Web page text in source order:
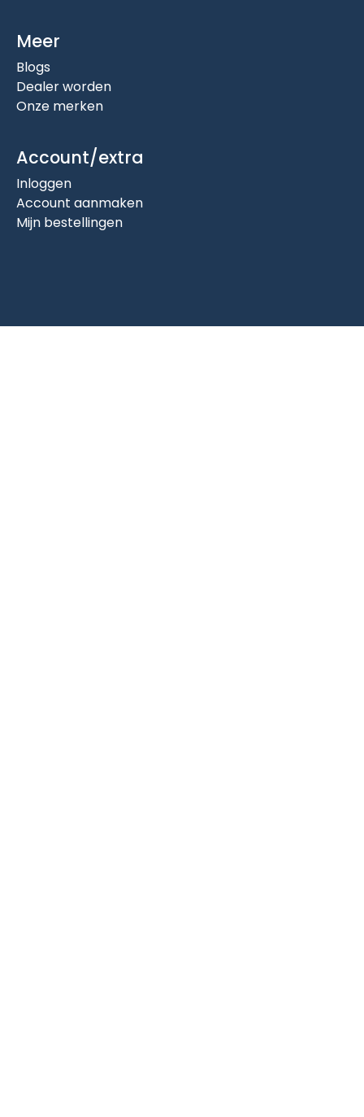
Meer
Blogs
Dealer worden
Onze merken
Account/extra
Inloggen
Account aanmaken
Mijn bestellingen